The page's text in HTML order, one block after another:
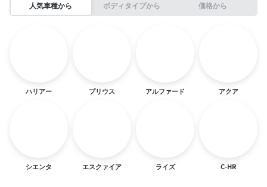
人気車種から ボディタイプから 価格から
ハリアー プリウス アルファード アクア
シエンタ エスクァイア ライズ C-HR